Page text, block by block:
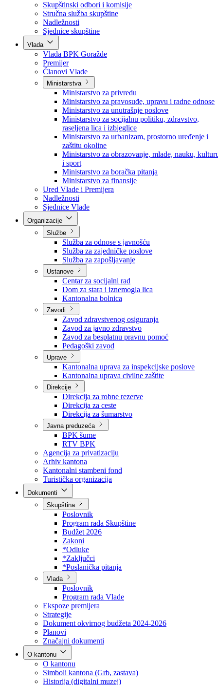
Poslanici po strankama
Poslanici po klubovima naroda
Kolegij skupštine
Skupštinski odbori i komisije
Stručna služba skupštine
Nadležnosti
Sjednice skupštine
Vlada
Vlada BPK Goražde
Premijer
Članovi Vlade
Ministarstva
Ministarstvo za privredu
Ministarstvo za pravosuđe, upravu i radne odnose
Ministarstvo za unutrašnje poslove
Ministarstvo za socijalnu politiku, zdravstvo,
raseljena lica i izbjeglice
Ministarstvo za urbanizam, prostorno uređenje i
zaštitu okoline
Ministarstvo za obrazovanje, mlade, nauku,
i sport
Ministarstvo za boračka pitanja
Ministarstvo za finansije
Ured Vlade i Premijera
Nadležnosti
Sjednice Vlade
Službe
Služba za odnose s javnošću
Služba za zajedničke poslove
Služba za zapošljavanje
Ustanove
Centar za socijalni rad
Dom za stara i iznemogla lica
Kantonalna bolnica
Zavodi
Zavod zdravstvenog osiguranja
Zavod za javno zdravstvo
Zavod za besplatnu pravnu pomoć
Pedagoški zavod
Uprave
Kantonalna uprava za inspekcijske poslove
Kantonalna uprava civilne zaštite
Direkcije
Direkcija za robne rezerve
Direkcija za ceste
Direkcija za šumarstvo
Javna preduzeća
BPK šume
RTV BPK
Agencija za privatizaciju
Arhiv kantona
Kantonalni stambeni fond
Turistička organizacija
Skupština
Poslovnik
Program rada Skupštine
Budžet 2026
Zakoni
*Odluke
*Zaključci
*Poslanička pitanja
Vlada
Poslovnik
Program rada Vlade
Ekspoze premijera
Strategije
Dokument okvirnog budžeta 2024-2026
Planovi
Značajni dokumenti
O kantonu